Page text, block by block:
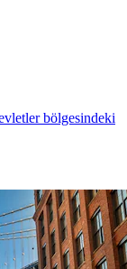
bölgesindeki